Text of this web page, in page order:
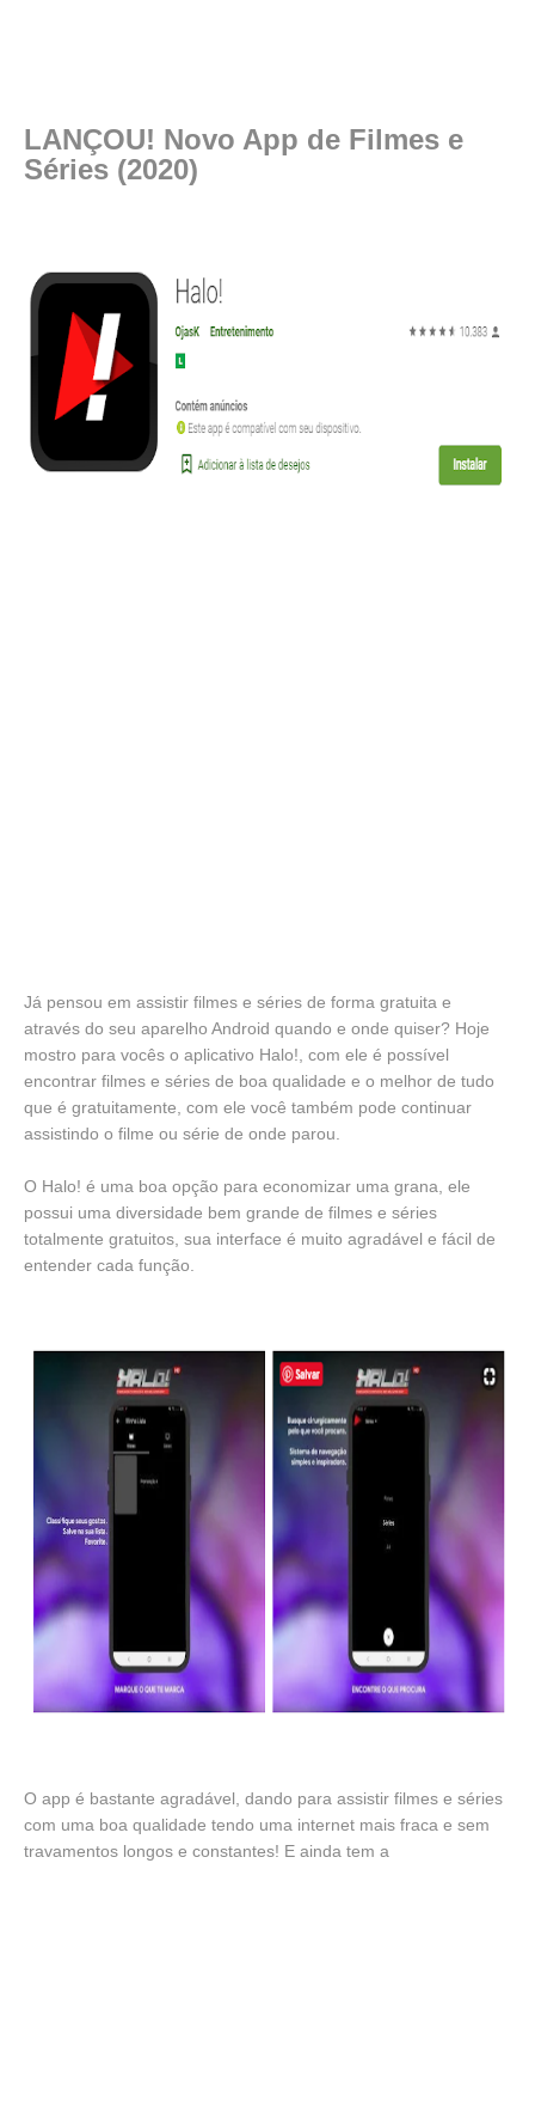
LANÇOU! Novo App de Filmes e
Séries (2020)
Já pensou em assistir filmes e séries de forma gratuita e
através do seu aparelho Android quando e onde quiser? Hoje
mostro para vocês o aplicativo Halo!, com ele é possível
encontrar filmes e séries de boa qualidade e o melhor de tudo
que é gratuitamente, com ele você também pode continuar
assistindo o filme ou série de onde parou.
O Halo! é uma boa opção para economizar uma grana, ele
possui uma diversidade bem grande de filmes e séries
totalmente gratuitos, sua interface é muito agradável e fácil de
entender cada função.
O app é bastante agradável, dando para assistir filmes e séries
com uma boa qualidade tendo uma internet mais fraca e sem
travamentos longos e constantes! E ainda tem a